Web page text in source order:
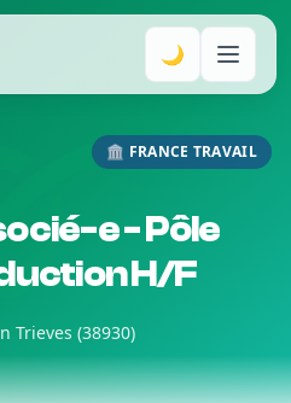
🌙
🏛️ FRANCE TRAVAIL
e - Pôle
H/F
Trieves (38930)